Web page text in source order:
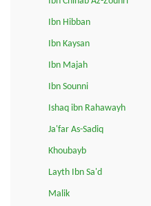
Ibn Hibban
Ibn Kaysan
Ibn Majah
Ibn Sounni
Ishaq ibn Rahawayh
Ja'far As-Sadiq
Khoubayb
Layth Ibn Sa'd
Malik